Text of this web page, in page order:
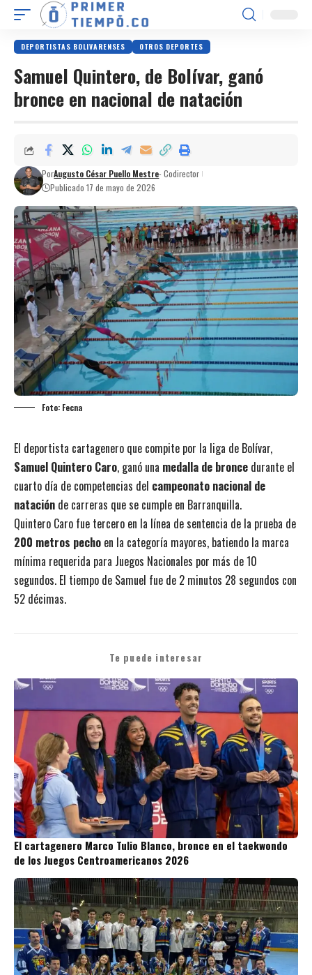
DEPORTISTAS BOLIVARENSES OTROS DEPORTES
Samuel Quintero, de Bolívar, ganó
bronce en nacional de natación
PorAugusto César Puello Mestre- Codirector
Publicado 17 de mayo de 2026
Foto: Fecna
El deportista cartagenero que compite por la liga de Bolívar,
Samuel Quintero Caro, ganó una medalla de bronce durante el
cuarto día de competencias del campeonato nacional de
natación de carreras que se cumple en Barranquilla.
Quintero Caro fue tercero en la línea de sentencia de la prueba de
200 metros pecho en la categoría mayores, batiendo la marca
mínima requerida para Juegos Nacionales por más de 10
segundos. El tiempo de Samuel fue de 2 minutos 28 segundos con
52 décimas.
Te puede interesar
El cartagenero Marco Tulio Blanco, bronce en el taekwondo
de los Juegos Centroamericanos 2026